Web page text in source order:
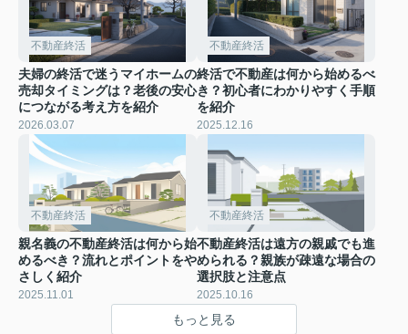
不動産終活
夫婦の終活で迷うマイホームの
売却タイミングは？老後の安心
につながる考え方を紹介
2026.03.07
不動産終活
終活で不動産は何から始めるべ
き？初心者にわかりやすく手順
を紹介
2025.12.16
不動産終活
親名義の不動産終活は何から始
めるべき？流れとポイントをや
さしく紹介
2025.11.01
不動産終活
不動産終活は遠方の親戚でも進
められる？親族が疎遠な場合の
選択肢と注意点
2025.10.16
もっと見る